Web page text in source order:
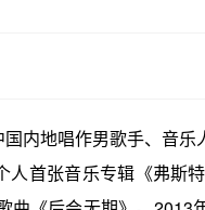
内地唱作男歌手、音乐
首张音乐专辑《弗斯